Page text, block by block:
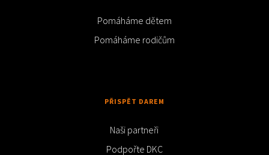
Pomáháme dětem
Pomáháme rodičům
PŘISPĚT DAREM
Naši partneři
Podpořte DKC